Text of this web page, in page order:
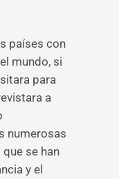
países con
mundo, si
para
a
numerosas
se han
y el